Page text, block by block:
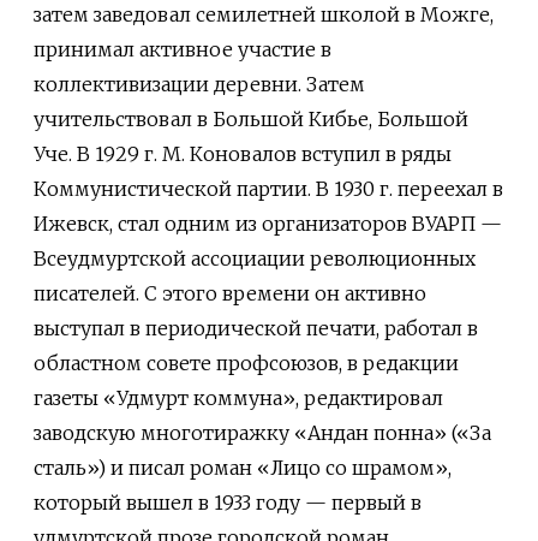
затем заведовал семилетней школой в Можге,
принимал активное участие в
коллективизации деревни. Затем
учительствовал в Большой Кибье, Большой
Уче. В 1929 г. М. Коновалов вступил в ряды
Коммунистической партии. В 1930 г. переехал в
Ижевск, стал одним из организаторов ВУАРП —
Всеудмуртской ассоциации революционных
писателей. С этого времени он активно
выступал в периодической печати, работал в
областном совете профсоюзов, в редакции
газеты «Удмурт коммуна», редактировал
заводскую многотиражку «Андан понна» («За
сталь») и писал роман «Лицо со шрамом»,
который вышел в 1933 году — первый в